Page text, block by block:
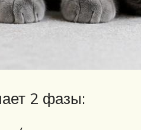
2 фазы: